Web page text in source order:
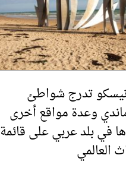
تدرج شواطئ
وعدة مواقع أخرى
في بلد عربي على قائمة
العالمي